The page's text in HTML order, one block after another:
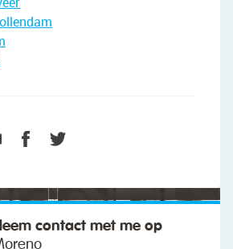
contact met me op